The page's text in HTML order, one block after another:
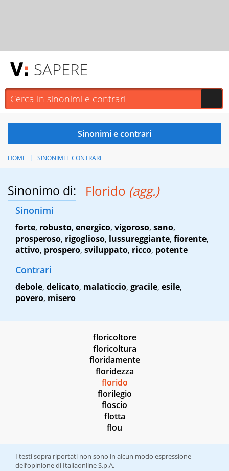
SAPERE
HOME SINONIMI E CONTRARI
Sinonimo di: Florido (agg.)
Sinonimi
forte, robusto, energico, vigoroso, sano,
prosperoso, rigoglioso, lussureggiante, fiorente,
attivo, prospero, sviluppato, ricco, potente
Contrari
debole, delicato, malaticcio, gracile, esile,
povero, misero
floricoltore
floricoltura
floridamente
floridezza
florido
florilegio
floscio
flotta
flou
I testi sopra riportati non sono in alcun modo espressione
dell’opinione di Italiaonline S.p.A.